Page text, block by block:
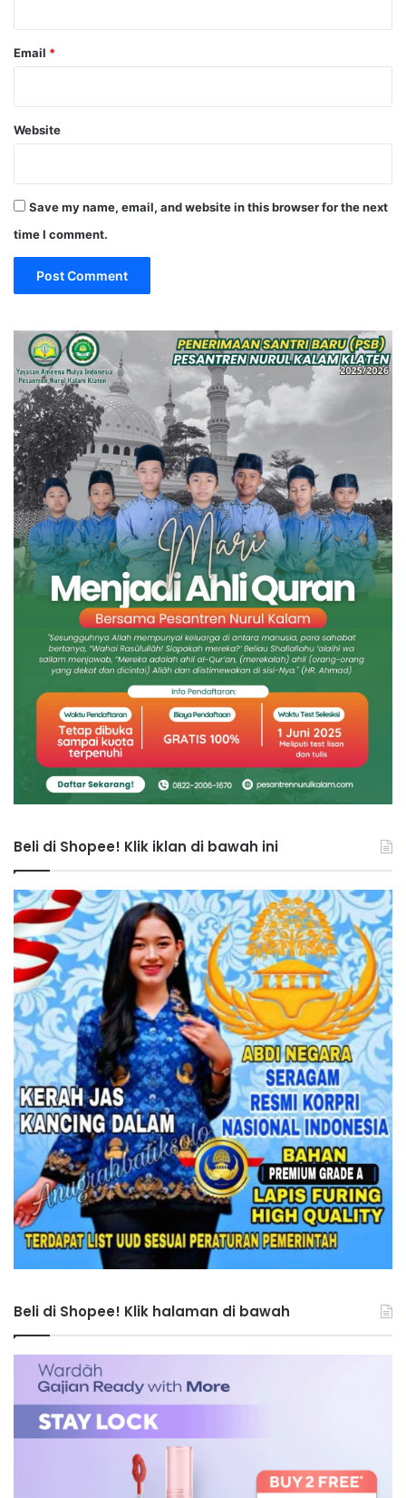
Email *
Website
Save my name, email, and website in this browser for the next
time I comment.
Beli di Shopee! Klik iklan di bawah ini
Beli di Shopee! Klik halaman di bawah